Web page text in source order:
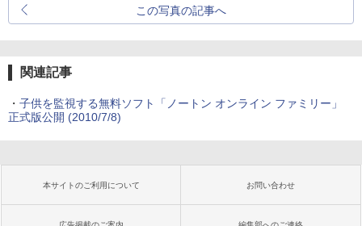
この写真の記事へ
関連記事
・ 子供を監視する無料ソフト「ノートン オンライン ファミリー」
正式版公開 (2010/7/8)
本サイトのご利用について お問い合わせ